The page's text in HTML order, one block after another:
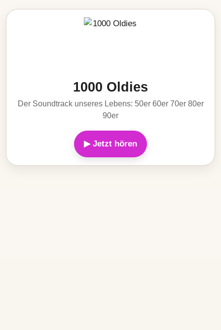
1000 Oldies
Der Soundtrack unseres Lebens: 50er 60er 70er 80er
90er
▶ Jetzt hören